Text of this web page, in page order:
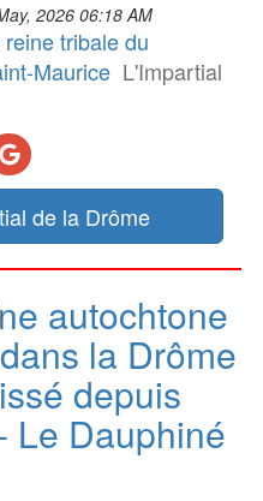
2026 06:18 AM
tribale du
Maurice L'Impartial
de la Drôme
autochtone
la Drôme
depuis
Le Dauphiné